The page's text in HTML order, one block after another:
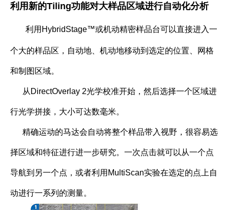
利用新的Tiling功能对大样品区域进行自动化分析
利用HybridStage™或机动精密样品台可以直接进入一
个大的样品区，自动地、机动地移动到选定的位置、网格
和制图区域。
从DirectOverlay 2光学校准开始，然后选择一个区域进
行光学拼接，大小可达数毫米。
精确运动的马达会自动将整个样品带入视野，很容易选
择区域和特征进行进一步研究。一次点击就可以从一个点
导航到另一个点，或者利用MultiScan实验在选定的点上自
动进行一系列的测量。